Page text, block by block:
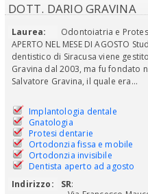
DOTT. DARIO GRAVINA
Laurea:
Odontoiatria e
APERTO NEL MESE DI AGOSTO
dentistico di Siracusa viene
Gravina dal 2003, ma fu fondato
Salvatore Gravina, il quale era...
Implantologia dentale
Gnatologia
Protesi dentarie
Ortodonzia fissa e mobile
Ortodonzia invisibile
Dentista aperto ad agosto
Indirizzo:
SR: